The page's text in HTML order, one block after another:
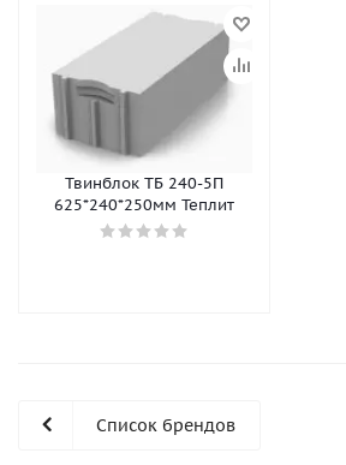
Твинблок ТБ 240-5П
625*240*250мм Теплит
Список брендов